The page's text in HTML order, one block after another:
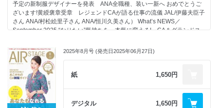
64 自信をもってエアラインに挑戦！美しい歯並びで笑顔美人
67 CA&グランドスタッフの面接試験を突破せよ！過去質問から分析する
傾向と対策
72 ANAグランドスタッフのナンバーワンが決定！第18回空港カスタマー
76 空港の“現場力”を支える女性たちへ 「そらあい2025」空を愛する女性
たちを励ます賞 表彰式レポート
80 空の現場で働こう！ 注目求人PICK UP
81 Readers With（読者のお便りページ）
83エアステージ・エアラインスクール人気講師が伝授する 受験生が得す
るヒント
78 CAになるための教科書
28 JAL合格！ 武田万里永さん
自己分析で発見した「自分らしさ」を
一貫して伝えることが大切
［エアステージ］を読み込んで
JALを徹底的に企業研究
30 ANA合格！ 青木楓菜さん
伝えたいことを自分の言葉で語るために
企業研究と自己分析はとても重要
表紙 IBEXエアラインズCA
10 表紙モデルインタビュー My Sky Story〜空の仕事と私の物語〜
IBEXエアラインズ 客室乗務員 藤野香結さん／山口菜奈子さん／鈴木優
海さん
16 IBEXエアラインズのCAになろう
18 読者モデルが聞きたかったあんなこと、こんなこと
内定者はこれをやって合格した！
30 進化するJALの猛暑対策 現場に“涼”を届けるユニフォームを導入
予定の新制服デザイナーを発表 ANA全職種、装い一新へ おめでとうご
ざいます!黄綬褒章受章 レジェンドCAが語る仕事の流儀 JAL/伊藤夫臣子
さん ANA/村松絵里子さん ANA/恒川久美さん） What’s NEWS／
September 2025 “なりたい”気持ちを、本気に変える! CA＆グランドス
の仕事と私の物語?／日本航空 客室乗務員 堤 真菜さん JALスカイ グラン
ドスタッフ マツモト美咲さん 華やかさの裏側にある役割と責任を知ろ
う CAの仕事とやりがいをまるっと解説 フライトに密着!CAのリアルな
一日 入社後の生活とキャリアパス CAに求められる適性とアプローチ方法
新卒者を積極採用!日本の航空会社を知る 空港のプロとして生きる、その
魅力と使命 グランドスタッフの仕事とやりがいをまるっと解説 空港の
最前線で働くグランドスタッフの一日 グランドスタッフに求められる適
2025年8月号 (発売日2025年06月27日)
紙 1,650円
デジタル 1,650円